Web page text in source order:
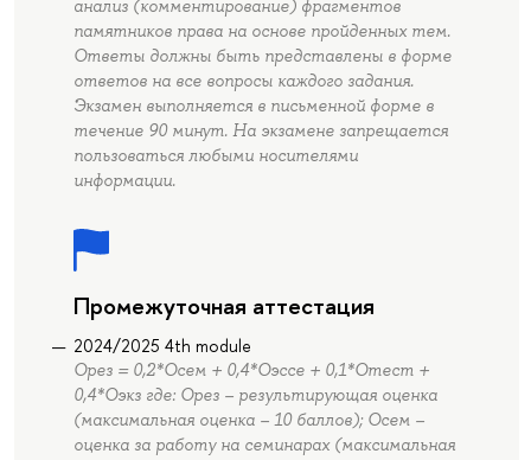
анализ (комментирование) фрагментов
памятников права на основе пройденных тем.
Ответы должны быть представлены в форме
ответов на все вопросы каждого задания.
Экзамен выполняется в письменной форме в
течение 90 минут. На экзамене запрещается
пользоваться любыми носителями
информации.
Промежуточная аттестация
2024/2025 4th module
Орез = 0,2*Осем + 0,4*Оэссе + 0,1*Отест +
0,4*Оэкз где: Орез – результирующая оценка
(максимальная оценка – 10 баллов); Осем –
оценка за работу на семинарах (максимальная